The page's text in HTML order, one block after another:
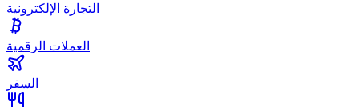
التجارة الإلكترونية
العملات الرقمية
السفر